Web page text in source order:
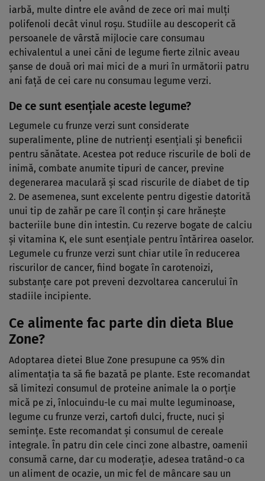
iarbă, multe dintre ele având de zece ori mai mulți
polifenoli decât vinul roșu. Studiile au descoperit că
persoanele de vârstă mijlocie care consumau
echivalentul a unei căni de legume fierte zilnic aveau
șanse de două ori mai mici de a muri în următorii patru
ani față de cei care nu consumau legume verzi.
De ce sunt esențiale aceste legume?
Legumele cu frunze verzi sunt considerate
superalimente, pline de nutrienți esențiali și beneficii
pentru sănătate. Acestea pot reduce riscurile de boli de
inimă, combate anumite tipuri de cancer, previne
degenerarea maculară și scad riscurile de diabet de tip
2. De asemenea, sunt excelente pentru digestie datorită
unui tip de zahăr pe care îl conțin și care hrănește
bacteriile bune din intestin. Cu rezerve bogate de calciu
și vitamina K, ele sunt esențiale pentru întărirea oaselor.
Legumele cu frunze verzi sunt chiar utile în reducerea
riscurilor de cancer, fiind bogate în carotenoizi,
substanțe care pot preveni dezvoltarea cancerului în
stadiile incipiente.
Ce alimente fac parte din dieta Blue
Zone?
Adoptarea dietei Blue Zone presupune ca 95% din
alimentația ta să fie bazată pe plante. Este recomandat
să limitezi consumul de proteine animale la o porție
mică pe zi, înlocuindu-le cu mai multe leguminoase,
legume cu frunze verzi, cartofi dulci, fructe, nuci și
semințe. Este recomandat și consumul de cereale
integrale. În patru din cele cinci zone albastre, oamenii
consumă carne, dar cu moderație, adesea tratând-o ca
un aliment de ocazie, un mic fel de mâncare sau un